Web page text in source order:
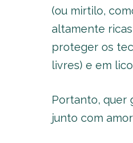
(ou mirtilo,
altamente
proteger os
livres) e em
Portanto, quer
junto com